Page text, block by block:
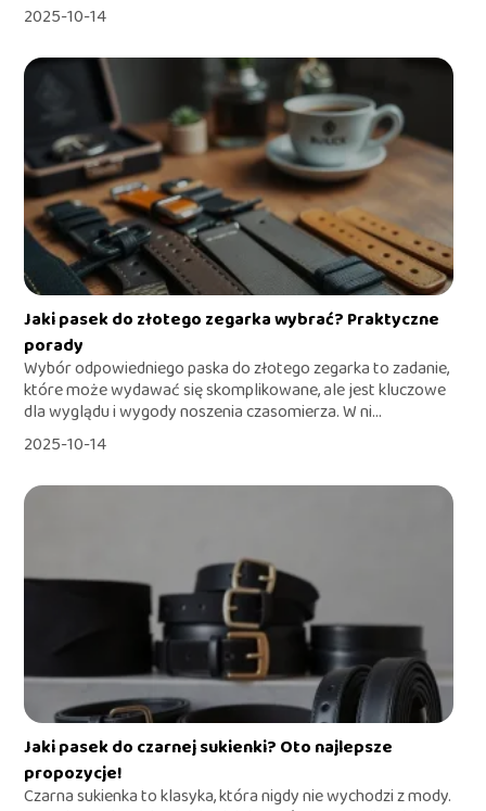
2025-10-14
Jaki pasek do złotego zegarka wybrać? Praktyczne
porady
Wybór odpowiedniego paska do złotego zegarka to zadanie,
które może wydawać się skomplikowane, ale jest kluczowe
dla wyglądu i wygody noszenia czasomierza. W ni...
2025-10-14
Jaki pasek do czarnej sukienki? Oto najlepsze
propozycje!
Czarna sukienka to klasyka, która nigdy nie wychodzi z mody.